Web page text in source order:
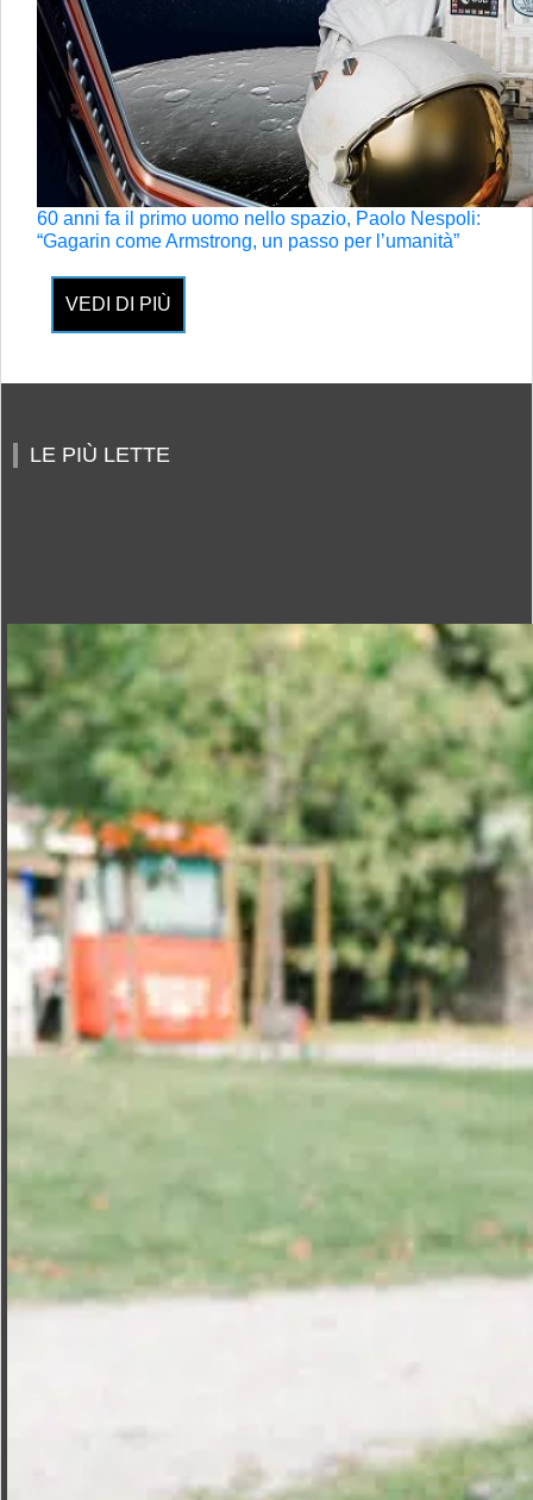
60 anni fa il primo uomo nello spazio, Paolo Nespoli:
“Gagarin come Armstrong, un passo per l’umanità”
VEDI DI PIÙ
LE PIÙ LETTE